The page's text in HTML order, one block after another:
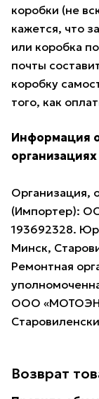
коробки (не
кажется, что
или коробка
почты
коробку
того, как
Информация
организациях
Организация,
(Импортер):
193692328.
Минск,
Ремонтная
ООО
Возврат